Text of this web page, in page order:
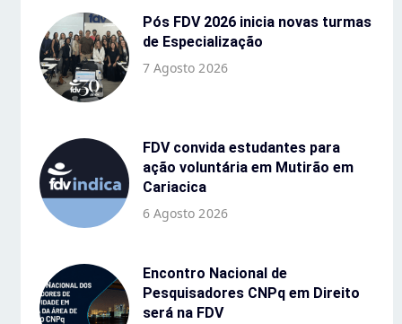
Pós FDV 2026 inicia novas turmas
de Especialização
7 Agosto 2026
FDV convida estudantes para
ação voluntária em Mutirão em
Cariacica
6 Agosto 2026
Encontro Nacional de
Pesquisadores CNPq em Direito
será na FDV